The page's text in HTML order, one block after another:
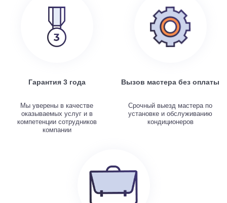
Гарантия 3 года
Мы уверены в качестве
оказываемых услуг и в
компетенции сотрудников
компании
Вызов мастера без оплаты
Срочный выезд мастера по
установке и обслуживанию
кондиционеров